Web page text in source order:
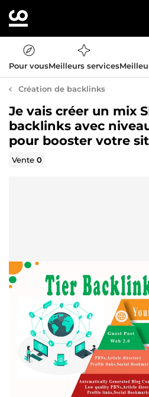
Pour vousMeilleurs services
Création de backlinks
Je vais créer un mix
backlinks avec
pour booster votre
Vente0